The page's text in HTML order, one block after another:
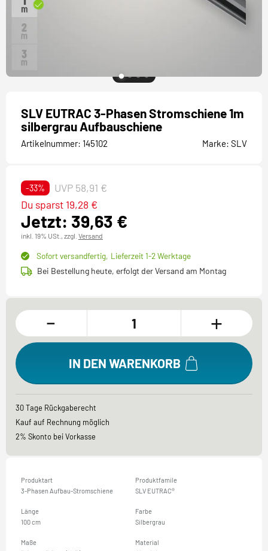
SLV EUTRAC 3-Phasen Stromschiene 1m
silbergrau Aufbauschiene
Artikelnummer: 145102 Marke: SLV
-33% UVP 58,91 €
Jetzt: 39,63 €
Du sparst 19,28 €
inkl. 19% USt., zzgl. Versand
Sofort versandfertig, Lieferzeit 1-2 Werktage
Bei Bestellung heute, erfolgt der Versand am Montag
- +
IN DEN WARENKORB
30 Tage Rückgaberecht
Kauf auf Rechnung möglich
2% Skonto bei Vorkasse
Produktart
3-Phasen Aufbau-Stromschiene
Produktfamile
SLV EUTRAC®
Länge
100 cm
Farbe
Silbergrau
Maße
Material